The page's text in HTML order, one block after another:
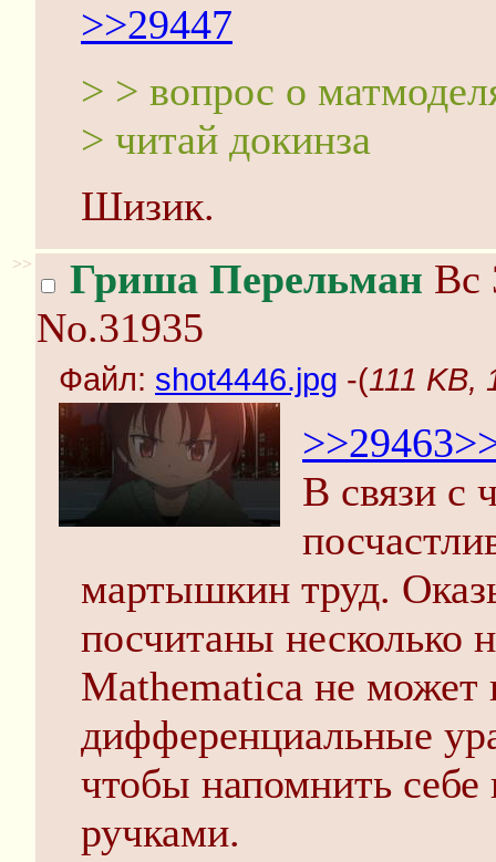
>>29447
> > вопрос о
> читай докинза
Шизик.
>> Гриша Перельман Вс
No.31935
Файл: shot4446.jpg -(111 KB,
>>29463
В связи
мартышкин труд.
посчитаны несколько
Mathematica не может
дифференциальные
чтобы напомнить себе
ручками.